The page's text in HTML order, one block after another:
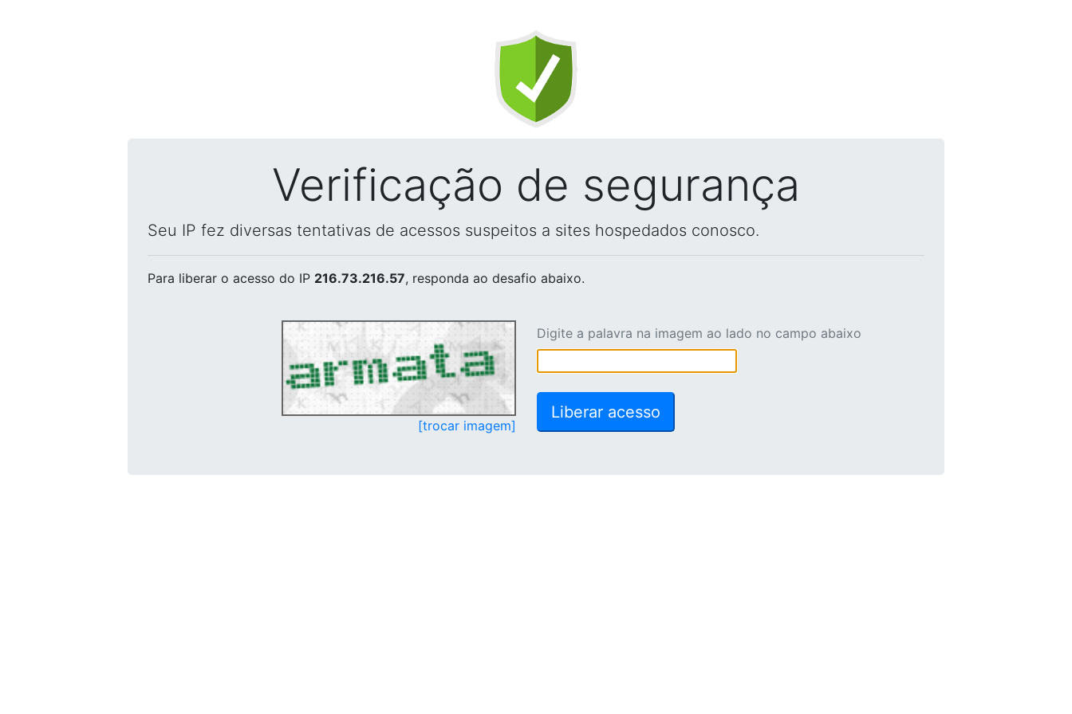
Verificação de segurança
Seu IP fez diversas tentativas de acessos suspeitos a sites hospedados conosco.
Para liberar o acesso do IP 216.73.216.57, responda ao desafio abaixo.
[trocar imagem]
Digite a palavra na imagem ao lado no campo abaixo